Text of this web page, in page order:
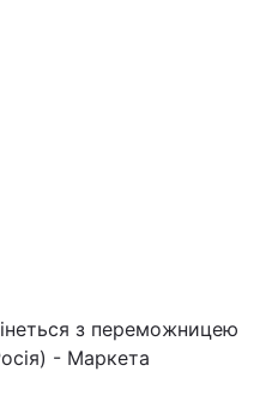
з переможницею
- Маркета